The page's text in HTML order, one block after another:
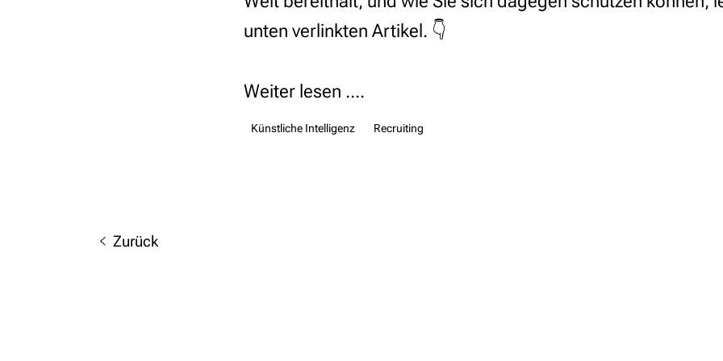
unten verlinkten Artikel. 👇
Weiter lesen ....
Künstliche Intelligenz Recruiting
Zurück